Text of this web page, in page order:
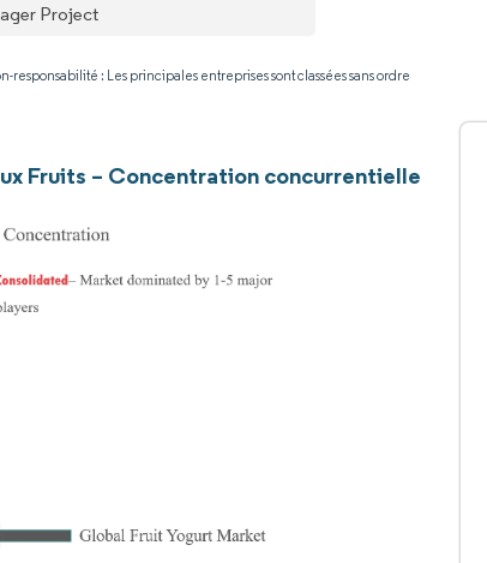
Project
responsabilité : Les principales entreprises sont classées sans ordre
Fruits – Concentration concurrentielle